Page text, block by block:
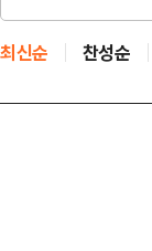
최신순 찬성순